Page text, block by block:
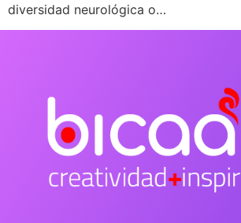
diversidad neurológica o…